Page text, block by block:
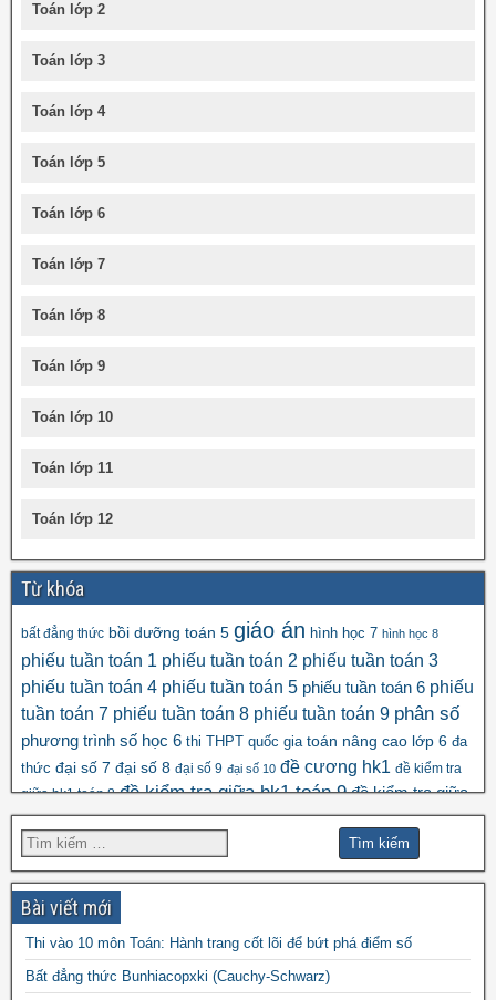
Toán lớp 2
Toán lớp 3
Toán lớp 4
Toán lớp 5
Toán lớp 6
Toán lớp 7
Toán lớp 8
Toán lớp 9
Toán lớp 10
Toán lớp 11
Toán lớp 12
Từ khóa
bất đẳng thức bồi dưỡng toán 5 giáo án hình học 7 hình học 8
phiếu tuần toán 1 phiếu tuần toán 2 phiếu tuần toán 3
phiếu tuần toán 4 phiếu tuần toán 5 phiếu tuần toán 6 phiếu
tuần toán 7 phiếu tuần toán 8 phiếu tuần toán 9 phân số
phương trình số học 6 thi THPT quốc gia toán nâng cao lớp 6 đa
thức đại số 7 đại số 8 đại số 9 đại số 10 đề cương hk1 đề kiểm tra
giữa hk1 toán 8 đề kiểm tra giữa hk1 toán 9 đề kiểm tra giữa
hk2 toán 9 đề kscl đề thi hk1 toán 6
đề thi hk1 toán 8 đề thi hk1 toán 9 đề thi hk2 toán
9 đề thi hsg toán 6
đề thi
hsg toán 8đề thi hsg toán 9 đề thi olympic
toán đề thi thử vào 10 đề thi toán chuyên
Bài viết mới
Thi vào 10 môn Toán: Hành trang cốt lõi để bứt phá điểm số
Bất đẳng thức Bunhiacopxki (Cauchy-Schwarz)